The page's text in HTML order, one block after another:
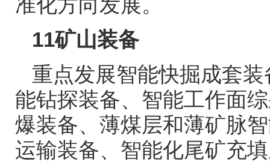
11矿山装备
重点发展智能快掘成套
能钻探装备、智能工作面
爆装备、薄煤层和薄矿脉
运输装备、智能化尾矿充